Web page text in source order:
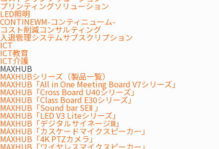
プリンティングソリューション
LED照明
CONTINEWM-コンティニューム-
コスト削減コンサルティング
入退管理システムサブスクリプション
ICT
ICT教育
ICT介護
MAXHUB
MAXHUBシリーズ（製品一覧）
MAXHUB「All in One Meeting Board V7シリーズ」
MAXHUB「Cross Board U40シリーズ」
MAXHUB「Class Board E30シリーズ」
MAXHUB「Sound bar SEⅡ 」
MAXHUB「LED V3 Liteシリーズ」
MAXHUB「デジタルサイネージⅢ」
MAXHUB「カスケードマイクスピーカー」
MAXHUB「4K PTZカメラ」
MAXHUB「ワイヤレスマイクスピーカー」
[1/10]エントランス